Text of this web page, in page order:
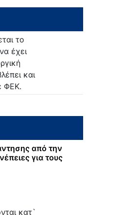
το
έχει
και
ΦΕΚ.
από την
για τους
κατ`